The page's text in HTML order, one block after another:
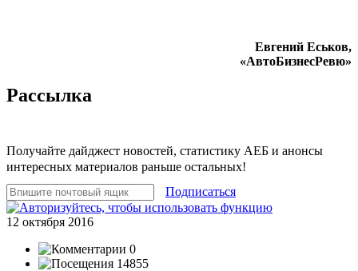
Евгений Еськов,
«АвтоБизнесРевю»
Рассылка
Получайте дайджест новостей, статистику АЕБ и анонсы
интересных материалов раньше остальных!
Подписаться
12 октября 2016
0
14855